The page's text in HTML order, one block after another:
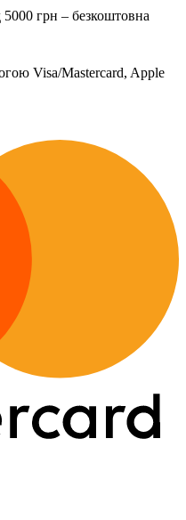
5000 грн – безкоштовна
Visa/Mastercard, Apple